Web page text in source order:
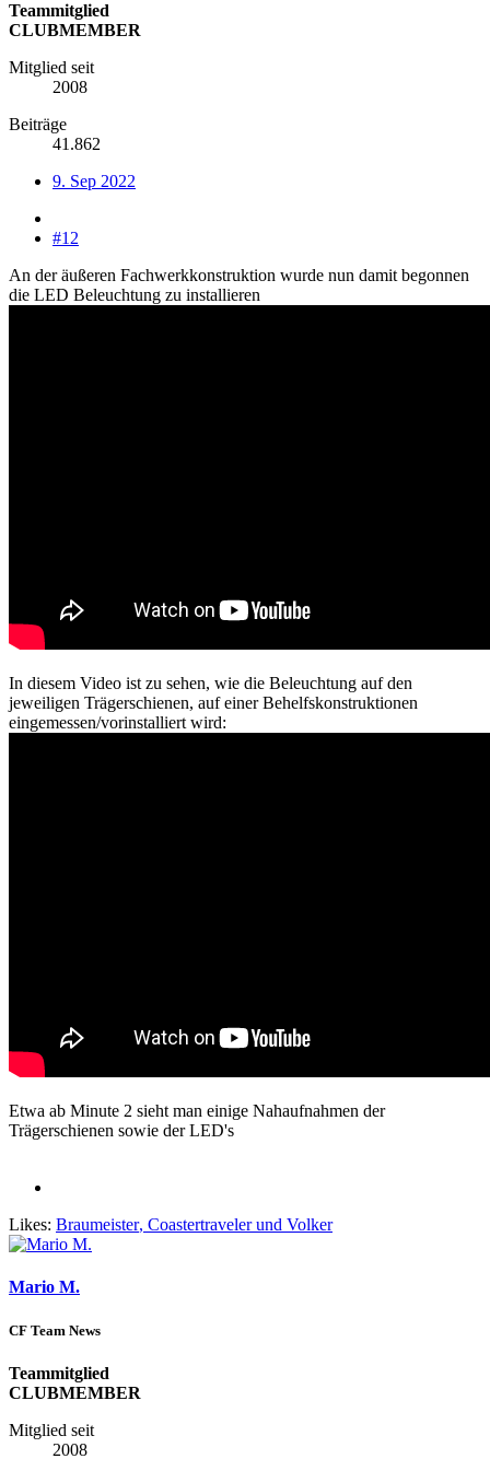
Teammitglied
CLUBMEMBER
Mitglied seit
2008
Beiträge
41.862
9. Sep 2022
#12
An der äußeren Fachwerkkonstruktion wurde nun damit begonnen
die LED Beleuchtung zu installieren
In diesem Video ist zu sehen, wie die Beleuchtung auf den
jeweiligen Trägerschienen, auf einer Behelfskonstruktionen
eingemessen/vorinstalliert wird:
Etwa ab Minute 2 sieht man einige Nahaufnahmen der
Trägerschienen sowie der LED's
Likes: Braumeister, Coastertravelerund Volker
Mario M.
CF Team News
Teammitglied
CLUBMEMBER
Mitglied seit
2008